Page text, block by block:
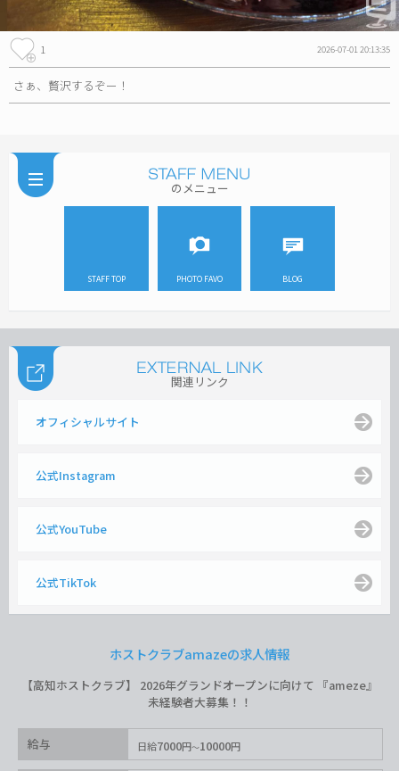
1 2026-07-01 20:13:35
さぁ、贅沢するぞー！
のメニュー
STAFF TOP PHOTO FAVO BLOG
関連リンク
オフィシャルサイト
公式Instagram
公式YouTube
公式TikTok
ホストクラブamazeの求人情報
【高知ホストクラブ】 2026年グランドオープンに向けて 『ameze』
未経験者大募集！！
給与 日給7000円 10000円